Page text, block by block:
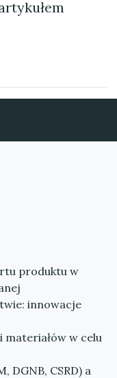
produktu w
innowacje
materiałów w celu
DGNB, CSRD) a